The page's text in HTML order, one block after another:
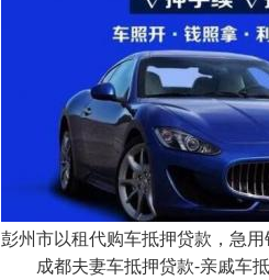
彭州市以租代购车抵押贷款，急
成都夫妻车抵押贷款-亲戚车抵